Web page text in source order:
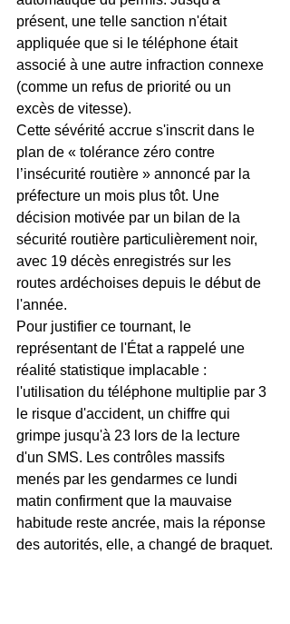
présent, une telle sanction n'était
appliquée que si le téléphone était
associé à une autre infraction connexe
(comme un refus de priorité ou un
excès de vitesse).
Cette sévérité accrue s'inscrit dans le
plan de « tolérance zéro contre
l’insécurité routière » annoncé par la
préfecture un mois plus tôt. Une
décision motivée par un bilan de la
sécurité routière particulièrement noir,
avec 19 décès enregistrés sur les
routes ardéchoises depuis le début de
l'année.
Pour justifier ce tournant, le
représentant de l'État a rappelé une
réalité statistique implacable :
l'utilisation du téléphone multiplie par 3
le risque d'accident, un chiffre qui
grimpe jusqu'à 23 lors de la lecture
d'un SMS. Les contrôles massifs
menés par les gendarmes ce lundi
matin confirment que la mauvaise
habitude reste ancrée, mais la réponse
des autorités, elle, a changé de braquet.